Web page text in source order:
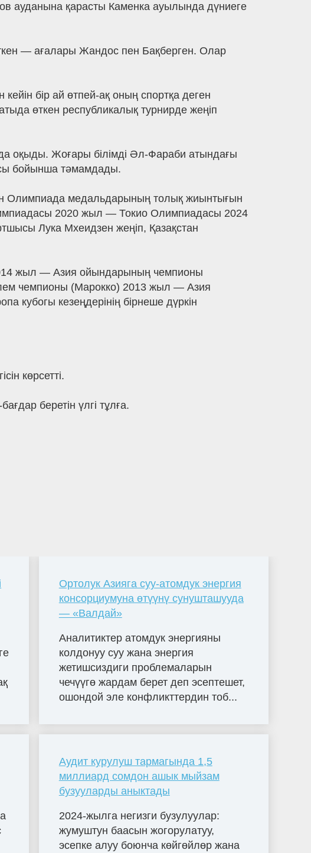
қарасты Каменка ауылында дүниеге
— ағалары Жандос пен Бақберген. Олар
бір ай өтпей-ақ оның спортқа деген
өткен республикалық турнирде жеңіп
оқыды. Жоғары білімді Әл-Фараби атындағы
бойынша тәмамдады.
медальдарының толық жиынтығын
2020 жыл — Токио Олимпиадасы 2024
Лука Мхеидзен жеңіп, Қазақстан
жыл — Азия ойындарының чемпионы
чемпионы (Марокко) 2013 жыл — Азия
кубогы кезеңдерінің бірнеше дүркін
көрсетті.
беретін үлгі тұлға.
Ортолук Азияга суу-атомдук энергия
консорциумуна өтүүнү сунушташууда
— «Валдай»
Аналитиктер атомдук энергияны
колдонуу суу жана энергия
жетишсиздиги проблемаларын
чечүүгө жардам берет деп эсептешет,
ошондой эле конфликттердин тоб...
Аудит курулуш тармагында 1,5
миллиард сомдон ашык мыйзам
бузууларды аныктады
2024-жылга негизги бузулуулар:
жумуштун баасын жогорулатуу,
эсепке алуу боюнча көйгөйлөр жана